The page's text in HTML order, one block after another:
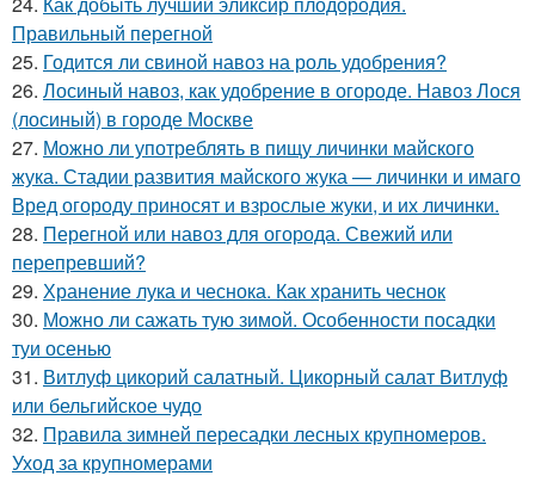
Правильный перегной
25. Годится ли свиной навоз на роль удобрения?
26. Лосиный навоз, как удобрение в огороде. Навоз Лося
(лосиный) в городе Москве
27. Можно ли употреблять в пищу личинки майского
жука. Стадии развития майского жука — личинки и имаго
Вред огороду приносят и взрослые жуки, и их личинки.
28. Перегной или навоз для огорода. Свежий или
перепревший?
29. Хранение лука и чеснока. Как хранить чеснок
30. Можно ли сажать тую зимой. Особенности посадки
туи осенью
31. Витлуф цикорий салатный. Цикорный салат Витлуф
или бельгийское чудо
32. Правила зимней пересадки лесных крупномеров.
Уход за крупномерами